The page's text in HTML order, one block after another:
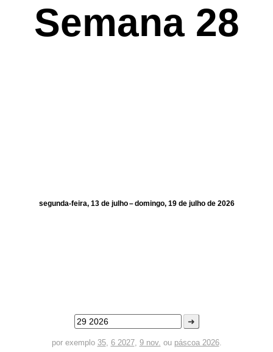
Semana 28
segunda-feira, 13 de julho – domingo, 19 de julho de 2026
➜
por exemplo 35, 6 2027, 9 nov. ou páscoa 2026.